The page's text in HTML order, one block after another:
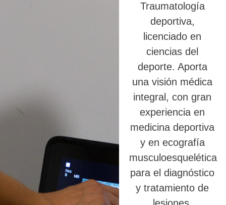
Traumatología
deportiva,
licenciado en
ciencias del
deporte. Aporta
una visión médica
integral, con gran
experiencia en
medicina deportiva
y en ecografía
musculoesquelética
para el diagnóstico
y tratamiento de